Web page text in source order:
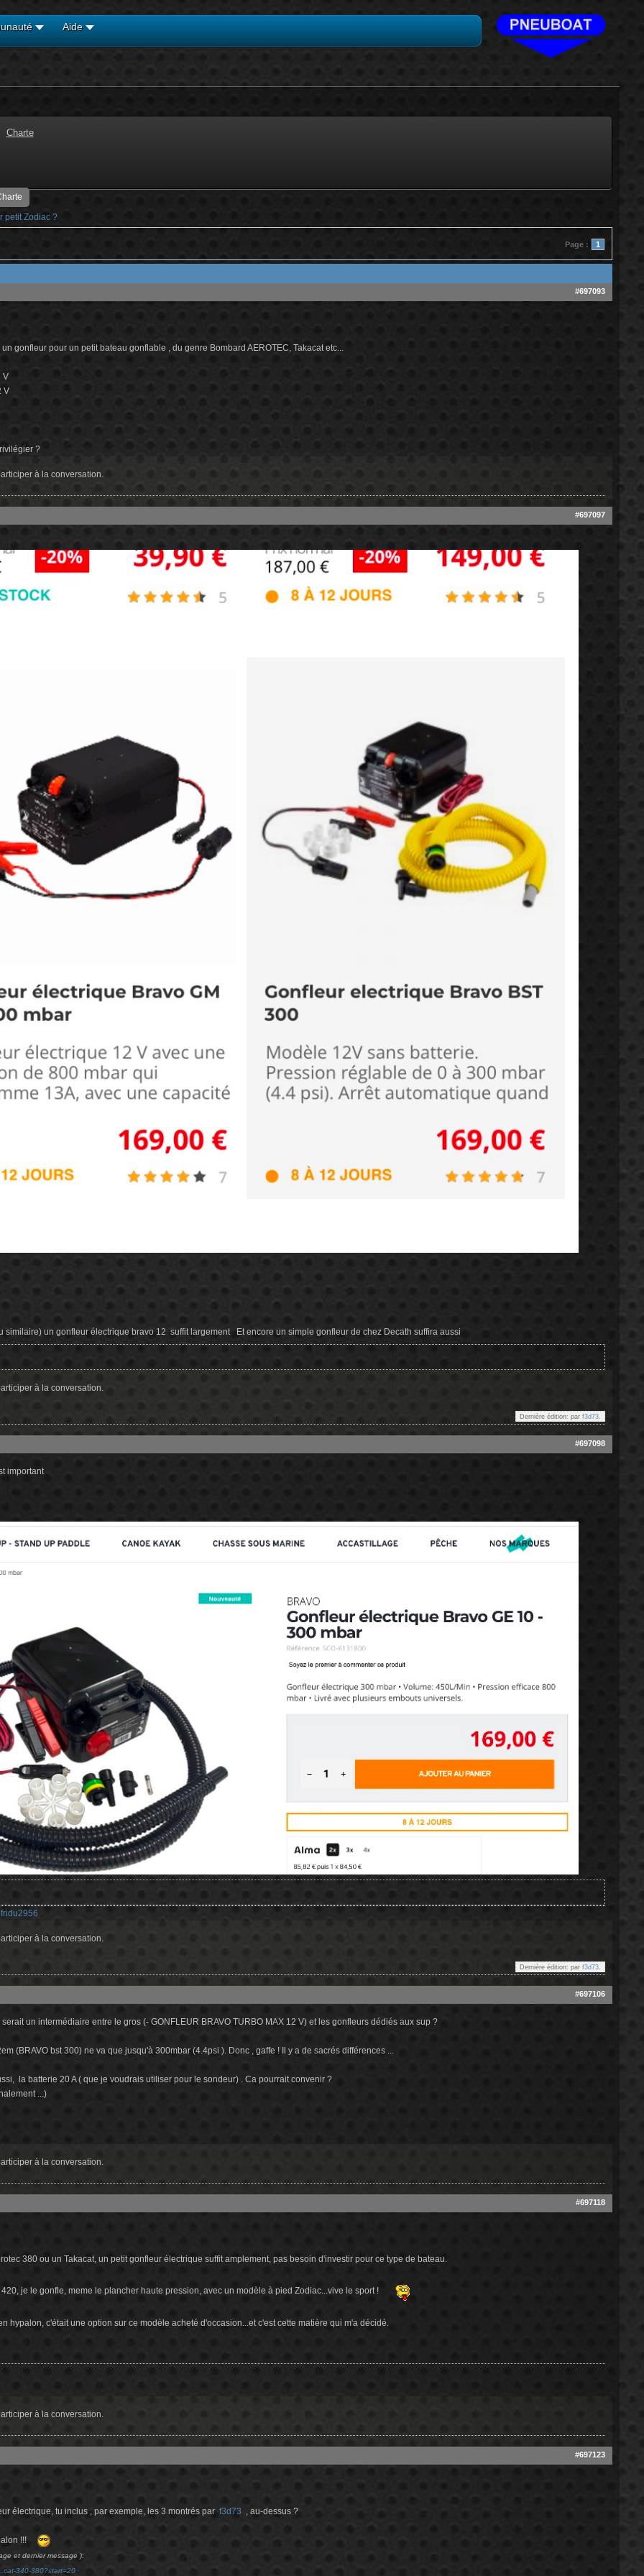
Aide
Charte
petit Zodiac ?
Page : 1
#697093
gonfleur pour un petit bateau gonflable , du genre Bombard AEROTEC, Takacat etc...
V
V
?
à la conversation.
#697097
similaire) un gonfleur électrique bravo 12 suffit largement Et encore un simple gonfleur de chez Decath suffira aussi
à la conversation.
Dernière édition: par f3d73.
#697098
important
fridu2956
à la conversation.
Dernière édition: par f3d73.
#697106
un intermédiaire entre le gros (- GONFLEUR BRAVO TURBO MAX 12 V) et les gonfleurs dédiés aux sup ?
(BRAVO bst 300) ne va que jusqu'à 300mbar (4.4psi ). Donc , gaffe ! Il y a de sacrés différences ...
la batterie 20 A ( que je voudrais utiliser pour le sondeur) . Ca pourrait convenir ?
...)
à la conversation.
#697118
380 ou un Takacat, un petit gonfleur électrique suffit amplement, pas besoin d'investir pour ce type de bateau.
je le gonfle, meme le plancher haute pression, avec un modèle à pied Zodiac...vive le sport !
hypalon, c'était une option sur ce modèle acheté d'occasion...et c'est cette matière qui m'a décidé.
à la conversation.
#697123
électrique, tu inclus , par exemple, les 3 montrés par f3d73 , au-dessus ?
!!!
et dernier message ):
340-380?start=20